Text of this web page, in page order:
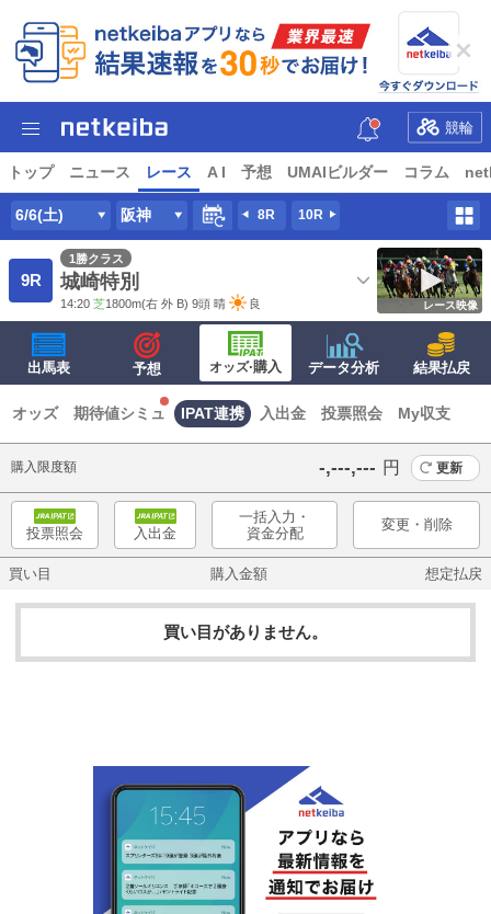
競輪
トップ ニュース レース A I 予想 UMAIビルダー コラム
6/6(土) 阪神 8R 10R
9R
1勝クラス
城崎特別
14:20 芝1800m(右 外 B) 9頭 晴 良 レース映像
出馬表 予想 オッズ·購入 データ分析 結果払戻
オッズ 期待値シミュ IPAT連携 入出金 投票照会 My収支
購入限度額 ‐,‐‐‐,‐‐‐ 円 更新
投票照会 入出金
一括入力・
資金分配
変更・削除
買い目 購入金額 想定払戻
買い目がありません。